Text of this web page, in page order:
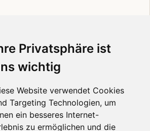
Privatsphäre ist
wichtig
Website verwendet Cookies
Targeting Technologien, um
ein besseres Internet-
zu ermöglichen und die